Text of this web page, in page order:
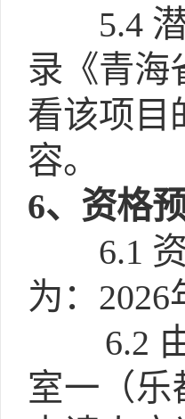
5.4
录《青海
看该项目
容。
6、资格
6.1
为：2026
6.2
室一（乐